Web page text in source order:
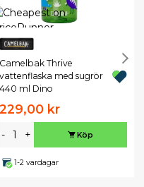
Camelbak Thrive
vattenflaska med sugrör
440 ml Dino
229,00 kr
- + Köp
1-2 vardagar